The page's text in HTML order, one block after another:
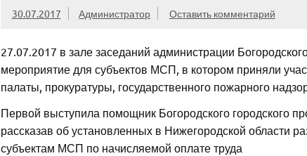
30.07.2017 Администратор Оставить комментарий
27.07.2017 в зале заседаний администрации
мероприятие для субъектов МСП, в котором приняли
палаты, прокуратуры, государственного пожарного
Первой выступила помощник Богородского городского
рассказав об установленных в Нижегородской области
субъектам МСП по начисляемой оплате труда